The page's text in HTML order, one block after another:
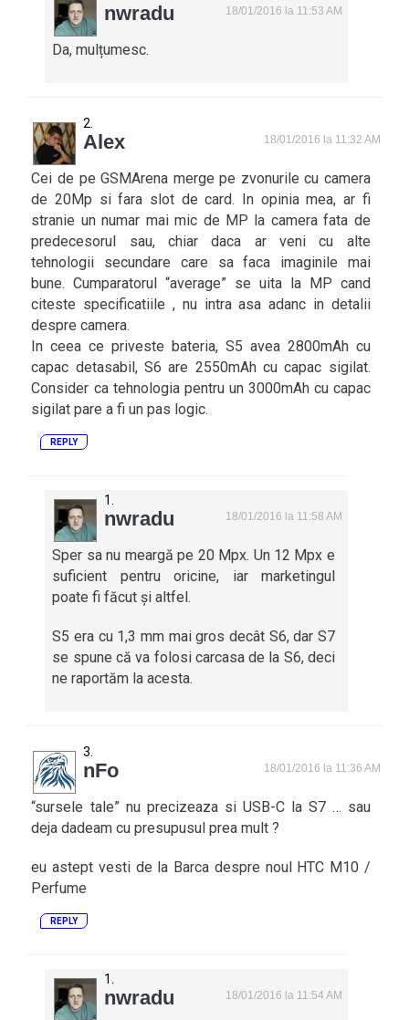
nwradu 18/01/2016 la 11:53 AM
Da, mulțumesc.
Alex 18/01/2016 la 11:32 AM
Cei de pe GSMArena merge pe zvonurile cu camera
de 20Mp si fara slot de card. In opinia mea, ar fi
stranie un numar mai mic de MP la camera fata de
predecesorul sau, chiar daca ar veni cu alte
tehnologii secundare care sa faca imaginile mai
bune. Cumparatorul “average” se uita la MP cand
citeste specificatiile , nu intra asa adanc in detalii
despre camera.
In ceea ce priveste bateria, S5 avea 2800mAh cu
capac detasabil, S6 are 2550mAh cu capac sigilat.
Consider ca tehnologia pentru un 3000mAh cu capac
sigilat pare a fi un pas logic.
REPLY
nwradu 18/01/2016 la 11:58 AM
Sper sa nu meargă pe 20 Mpx. Un 12 Mpx e
suficient pentru oricine, iar marketingul
poate fi făcut și altfel.
S5 era cu 1,3 mm mai gros decât S6, dar S7
se spune că va folosi carcasa de la S6, deci
ne raportăm la acesta.
nFo 18/01/2016 la 11:36 AM
“sursele tale” nu precizeaza si USB-C la S7 … sau
deja dadeam cu presupusul prea mult ?
eu astept vesti de la Barca despre noul HTC M10 /
Perfume
REPLY
nwradu 18/01/2016 la 11:54 AM